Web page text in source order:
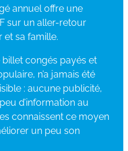
annuel offre une
sur un aller-retour
sa famille.
billet congés payés et
n’a jamais été
: aucune publicité,
d’information au
connaissent ce moyen
un peu son